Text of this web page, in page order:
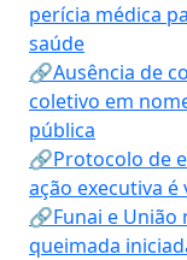
perícia médica
saúde
🔗Ausência de
coletivo em
pública
🔗Protocolo de
ação executiva
🔗Funai e União
queimada